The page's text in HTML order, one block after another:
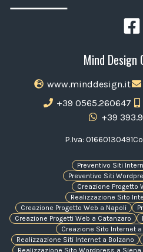
Mind Design
www.minddesign.it
+39 0565.260647
+39
P.Iva: 01660130491
Preventivo Siti
Preventivo Siti
Creazione Progetto
Realizzazione Sito
Creazione Progetto Web a Napoli
Creazione Progetti Web a Catanzaro
Creazione Sito Internet
Realizzazione Siti Internet a Bolzano
Realizzazione Sito Wordpress a Siena